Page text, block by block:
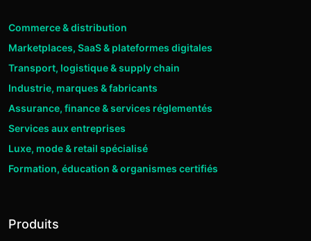
Commerce & distribution
Marketplaces, SaaS & plateformes digitales
Transport, logistique & supply chain
Industrie, marques & fabricants
Assurance, finance & services réglementés
Services aux entreprises
Luxe, mode & retail spécialisé
Formation, éducation & organismes certifiés
Produits